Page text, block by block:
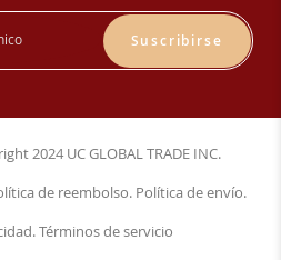
Suscribirse
2024 UC GLOBAL TRADE INC.
de reembolso. Política de envío.
.Términos de servicio